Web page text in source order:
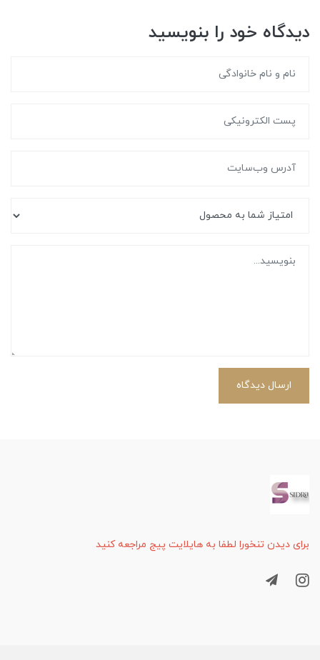
دیدگاه خود را بنویسید
ارسال دیدگاه
برای دیدن تنخورا لطفا به هایلایت پیج مراجعه کنید